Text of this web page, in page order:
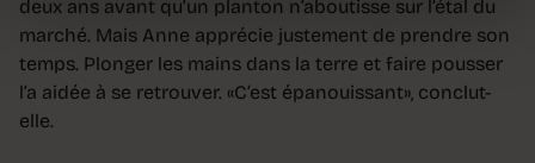
deux ans avant qu’un planton n’aboutisse sur l’étal du
marché. Mais Anne apprécie justement de prendre son
temps. Plonger les mains dans la terre et faire pousser
l’a aidée à se retrouver. «C’est épanouissant», conclut-
elle.